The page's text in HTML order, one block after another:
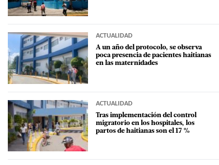
ACTUALIDAD
A un año del protocolo, se observa
poca presencia de pacientes haitianas
en las maternidades
ACTUALIDAD
Tras implementación del control
migratorio en los hospitales, los
partos de haitianas son el 17 %